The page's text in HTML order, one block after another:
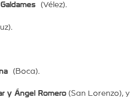
(Vélez).
(Boca).
y Ángel Romero(San Lorenzo), y